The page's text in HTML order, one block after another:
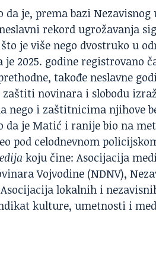
da je, prema bazi
rekord ugrožavanja
je više nego dvostruko u
je 2025. godine registrovano
takođe neslavne
zaštiti novinara i slobodu
nego i zaštitnicima njihove
da je Matić i ranije bio na
pod celodnevnom
koju čine: Asocijacija
Vojvodine (NDNV),
lokalnih i
kulture, umetnosti i